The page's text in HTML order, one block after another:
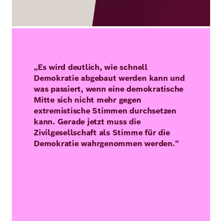
„Es wird deutlich, wie schnell
Demokratie abgebaut werden kann und
was passiert, wenn eine demokratische
Mitte sich nicht mehr gegen
extremistische Stimmen durchsetzen
kann. Gerade jetzt muss die
Zivilgesellschaft als Stimme für die
Demokratie wahrgenommen werden.“